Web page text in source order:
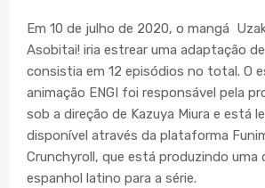
Em 10 de julho de 2020, o mangá
Asobitai! iria estrear uma adaptação
consistia em 12 episódios no total. O
animação ENGI foi responsável pela
sob a direção de Kazuya Miura e está
disponível através da plataforma
Crunchyroll, que está produzindo uma
espanhol latino para a série.